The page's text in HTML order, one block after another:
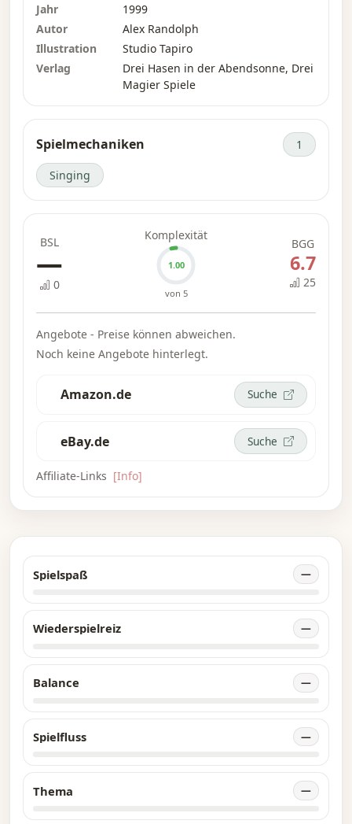
Karte zu erkennen und zu ergattern, und der
Erste, dem dies gelingt, darf sie behalten. Wer
am Ende des Spiels die meisten Karten hat,
gewinnt!
vollständigen Text jedes Liedes.
Jahr
1999
Autor
Alex Randolph
Illustration
Studio Tapiro
Verlag
Drei Hasen in der Abendsonne, Drei
Magier Spiele
Spielmechaniken 1
Singing
BSL
—
0
Komplexität
1.00
von 5
BGG
6.7
25
Angebote - Preise können abweichen.
Noch keine Angebote hinterlegt.
Amazon.de Suche
eBay.de Suche
Affiliate-Links [Info]
Spielspaß —
Wiederspielreiz —
Balance —
Spielfluss —
Thema —